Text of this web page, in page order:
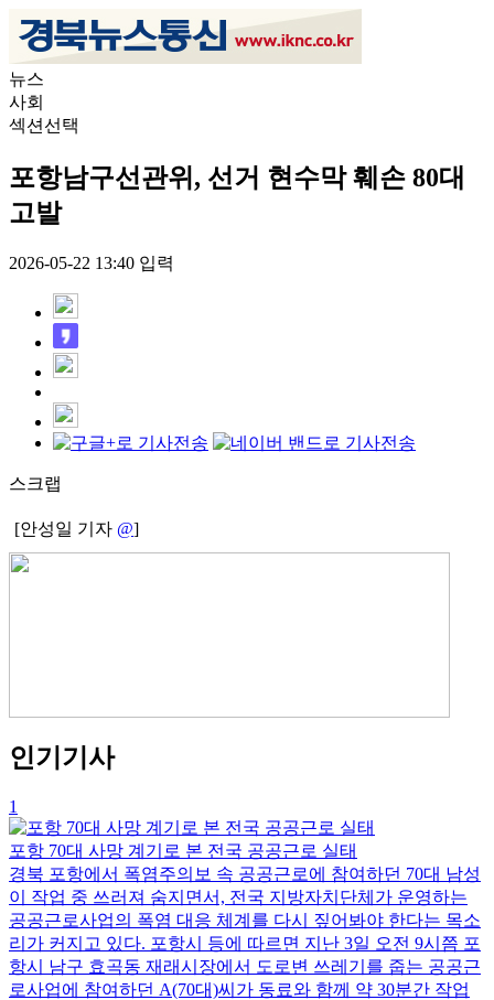
뉴스
사회
섹션선택
포항남구선관위, 선거 현수막 훼손 80대
고발
2026-05-22 13:40 입력
스크랩
[안성일 기자 @]
인기기사
1
포항 70대 사망 계기로 본 전국 공공근로 실태
경북 포항에서 폭염주의보 속 공공근로에 참여하던 70대 남성
이 작업 중 쓰러져 숨지면서, 전국 지방자치단체가 운영하는
공공근로사업의 폭염 대응 체계를 다시 짚어봐야 한다는 목소
리가 커지고 있다. 포항시 등에 따르면 지난 3일 오전 9시쯤 포
항시 남구 효곡동 재래시장에서 도로변 쓰레기를 줍는 공공근
로사업에 참여하던 A(70대)씨가 동료와 함께 약 30분간 작업